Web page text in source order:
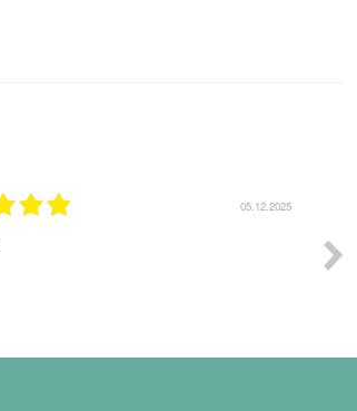
05.12.2025